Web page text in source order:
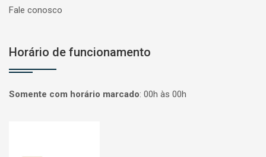
Fale conosco
Horário de funcionamento
Somente com horário marcado: 00h às 00h